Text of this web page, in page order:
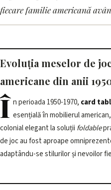
locuințele
1950-1970
fiecare familie americană
Evoluția meselor de
americane din anii
Î n perioada 1950-1970, card
esențială în mobilierul
colonial elegant la soluții foldable
de joc au fost aproape
adaptându-se stilurilor și nevoilor